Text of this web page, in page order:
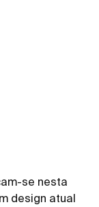
se nesta
design atual